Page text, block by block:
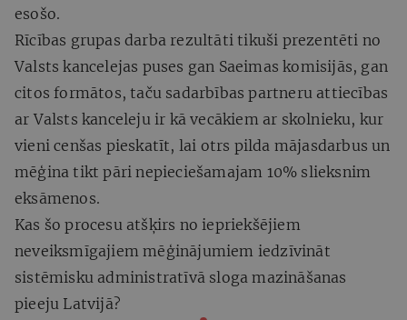
esošo.
Rīcības grupas darba rezultāti tikuši prezentēti no
Valsts kancelejas puses gan Saeimas komisijās, gan
citos formātos, taču sadarbības partneru attiecības
ar Valsts kanceleju ir kā vecākiem ar skolnieku, kur
vieni cenšas pieskatīt, lai otrs pilda mājasdarbus un
mēģina tikt pāri nepieciešamajam 10% slieksnim
eksāmenos.
Kas šo procesu atšķirs no iepriekšējiem
neveiksmīgajiem mēģinājumiem iedzīvināt
sistēmisku administratīvā sloga mazināšanas
pieeju Latvijā?